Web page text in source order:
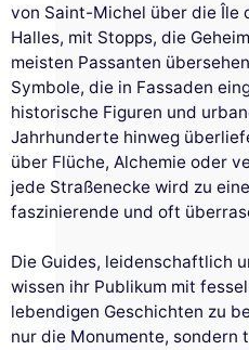
von Saint-Michel über die Île
Halles, mit Stopps, die
meisten Passanten
Symbole, die in Fassaden
historische Figuren und
Jahrhunderte hinweg
über Flüche, Alchemie oder
jede Straßenecke wird zu
faszinierende und oft
Die Guides, leidenschaftlich
wissen ihr Publikum mit
lebendigen Geschichten zu
nur die Monumente, sondern